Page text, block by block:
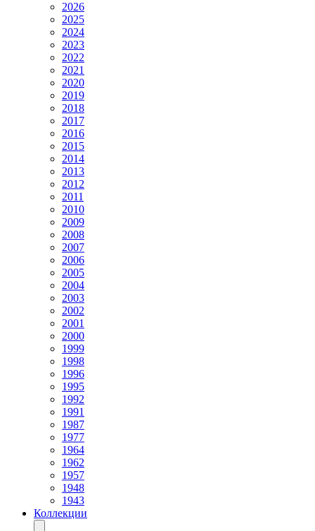
2026
2025
2024
2023
2022
2021
2020
2019
2018
2017
2016
2015
2014
2013
2012
2011
2010
2009
2008
2007
2006
2005
2004
2003
2002
2001
2000
1999
1998
1996
1995
1992
1991
1987
1977
1964
1962
1957
1948
1943
Коллекции